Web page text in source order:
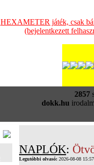
HEXAMETER játék, csak
(bejelentkezett
2857
dokk.hu
NAPLÓK:
Legutóbbi olvasó: 2026-08-08